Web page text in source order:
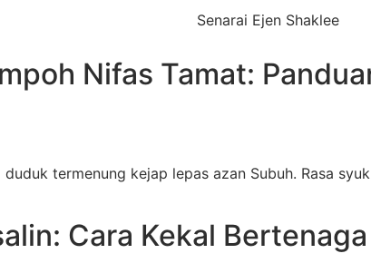
Senarai Ejen Shaklee
Nifas Tamat:
termenung kejap lepas azan Subuh. Rasa
Cara Kekal